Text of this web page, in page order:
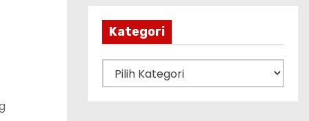
Kategori
a